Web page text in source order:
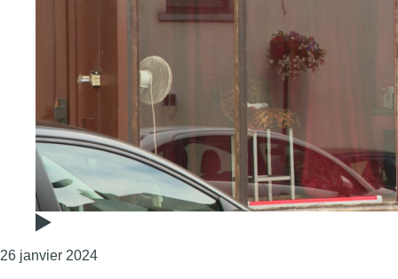
26 janvier 2024Consulter l'article "Prostitution à Saint-Josse :